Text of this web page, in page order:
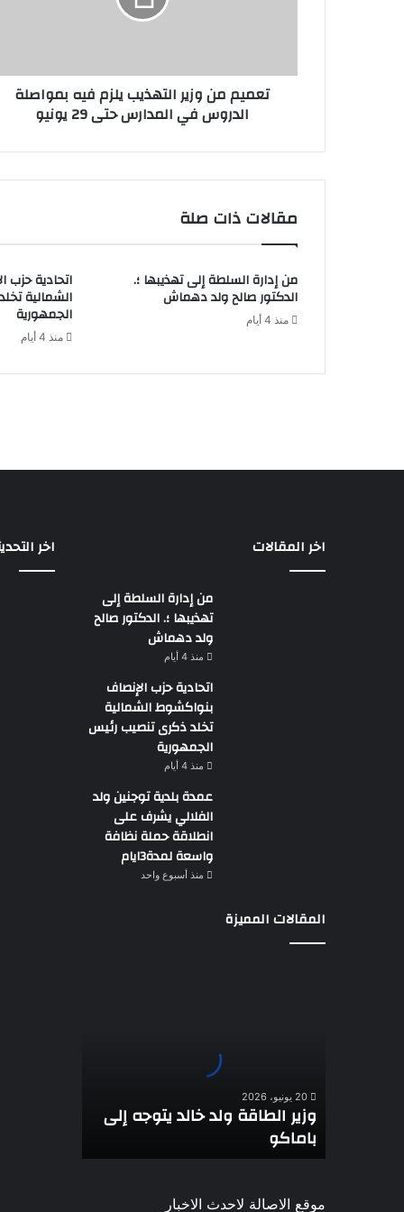
تعميم من وزير التهذيب يلزم فيه بمواصلة
الدروس في المدارس حتى 29 يونيو
مقالات ذات صلة
من إدارة السلطة إلى تهذيبها ؛.
الدكتور صالح ولد دهماش
منذ 4 أيام
اتحادية حزب
الشمالية
الجمهورية
منذ 4 أيام
اخر المقالات
من إدارة السلطة إلى
تهذيبها ؛. الدكتور صالح
ولد دهماش
منذ 4 أيام
اتحادية حزب الإنصاف
بنواكشوط الشمالية
تخلد ذكرى تنصيب رئيس
الجمهورية
منذ 4 أيام
عمدة بلدية توجنين ولد
الفلالي يشرف على
انطلاقة حملة نظافة
واسعة لمدة3ايام
منذ أسبوع واحد
المقالات المميزة
20 يونيو، 2026
وزير الطاقة ولد خالد يتوجه إلى
باماكو
اخر
موقع الاصالة لاحدث الاخبار